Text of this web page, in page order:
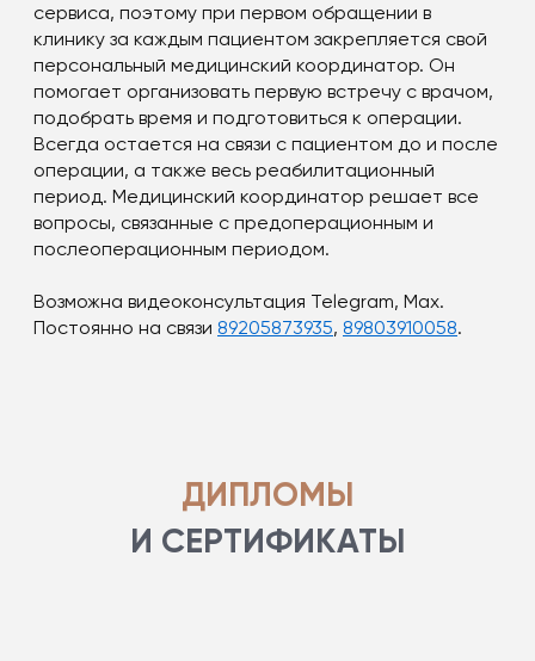
сервиса, поэтому при первом обращении в
клинику за каждым пациентом закрепляется свой
персональный медицинский координатор. Он
помогает организовать первую встречу с врачом,
подобрать время и подготовиться к операции.
Всегда остается на связи с пациентом до и после
операции, а также весь реабилитационный
период. Медицинский координатор решает все
вопросы, связанные с предоперационным и
послеоперационным периодом.
Возможна видеоконсультация Telegram, Max.
Постоянно на связи 89205873935, 89803910058.
ДИПЛОМЫ
И СЕРТИФИКАТЫ